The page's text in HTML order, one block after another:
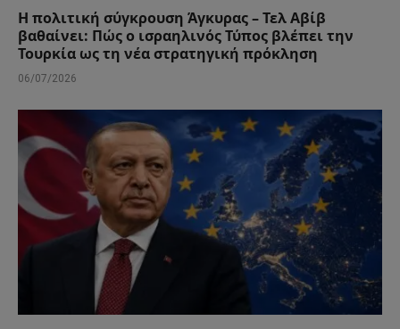
Η πολιτική σύγκρουση Άγκυρας – Τελ Αβίβ
βαθαίνει: Πώς ο ισραηλινός Τύπος βλέπει την
Τουρκία ως τη νέα στρατηγική πρόκληση
06/07/2026